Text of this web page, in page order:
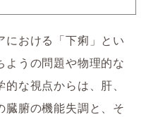
における「下痢」とい
ようの問題や物理的な
な視点からは、肝、
臓腑の機能失調と、そ